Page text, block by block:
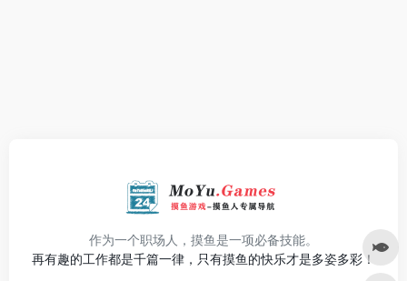
作为一个职场人，摸鱼是一项必备技能。
再有趣的工作都是千篇一律，只有摸鱼的快乐才是多姿多彩！